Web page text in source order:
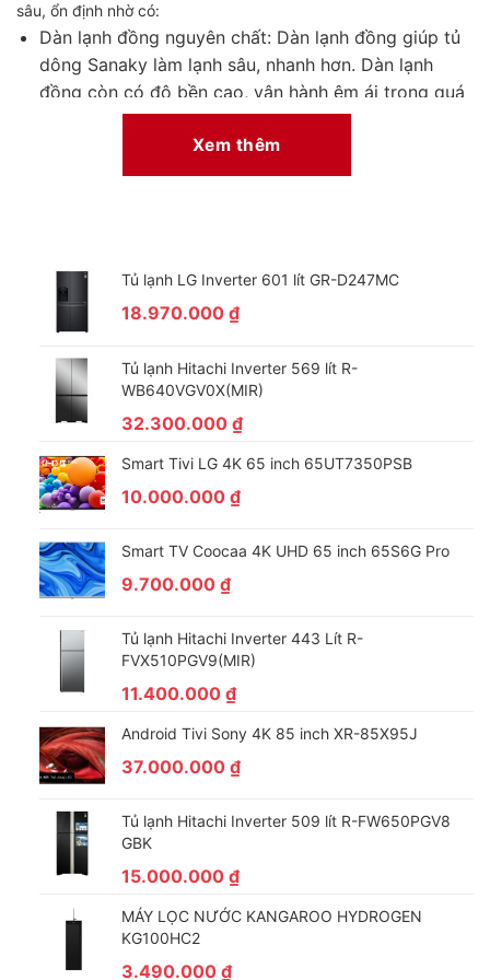
sâu, ổn định nhờ có:
Dàn lạnh đồng nguyên chất: Dàn lạnh đồng giúp tủ
dông Sanaky làm lạnh sâu, nhanh hơn. Dàn lạnh
đồng còn có độ bền cao, vận hành êm ái trong quá
trình sử dụng.
Công nghệ làm lạnh 360 độ cùng dàn lạnh đồng
nhanh.
Các yếu tố này kết hợp với nhau cho ra một chiếc tủ đông hoàn
hảo nhất về phương diện làm lạnh. Đây cũng là ưu điểm nổi bật
của tủ đông Sanaky so với tủ đông thương hiệu khác trên thị
trường.
Một số tiện ích đi kèm tủ đông Sanaky VH-6699W2K
sinh cũng như sắp xếp thực phẩm
Đây là loại chất liệu dẻo dai có khả năng chịu các
va đập tốt. Vì thế bạn hoàn toàn có thể yên tâm về
độ bền của tủ đông Sanaky VH-6699W2K.
Xem thêm
Tủ lạnh LG Inverter 601 lít GR-D247MC
18.970.000 ₫
Tủ lạnh Hitachi Inverter 569 lít R-
WB640VGV0X(MIR)
32.300.000 ₫
Smart Tivi LG 4K 65 inch 65UT7350PSB
10.000.000 ₫
Smart TV Coocaa 4K UHD 65 inch 65S6G Pro
9.700.000 ₫
Tủ lạnh Hitachi Inverter 443 Lít R-
FVX510PGV9(MIR)
11.400.000 ₫
Android Tivi Sony 4K 85 inch XR-85X95J
37.000.000 ₫
Tủ lạnh Hitachi Inverter 509 lít R-FW650PGV8
GBK
15.000.000 ₫
MÁY LỌC NƯỚC KANGAROO HYDROGEN
KG100HC2
3.490.000 ₫